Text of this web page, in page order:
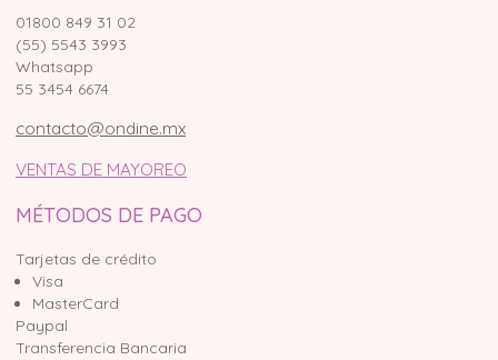
01800 849 31 02
(55) 5543 3993
Whatsapp
55 3454 6674
contacto@ondine.mx
VENTAS DE MAYOREO
MÉTODOS DE PAGO
Tarjetas de crédito
Visa
MasterCard
Paypal
Transferencia Bancaria